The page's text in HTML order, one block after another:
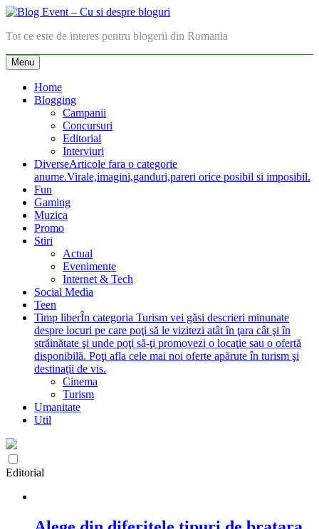
Skip
content
Blog Event – Cu si despre bloguri
Tot ce este de interes pentru blogerii din Romania
Menu
Home
Blogging
Campanii
Concursuri
Editorial
Interviuri
DiverseArticole fara o categorie
anume.Virale,imagini,ganduri,pareri orice posibil si imposibil.
Fun
Gaming
Muzica
Promo
Stiri
Actual
Evenimente
Internet & Tech
Social Media
Teen
Timp liberÎn categoria Turism vei găsi descrieri minunate
despre locuri pe care poţi să le vizitezi atât în ţara cât şi în
străinătate şi unde poţi să-ţi promovezi o locaţie sau o ofertă
disponibilă. Poţi afla cele mai noi oferte apărute în turism şi
destinaţii de vis.
Cinema
Turism
Umanitate
Util
Editorial